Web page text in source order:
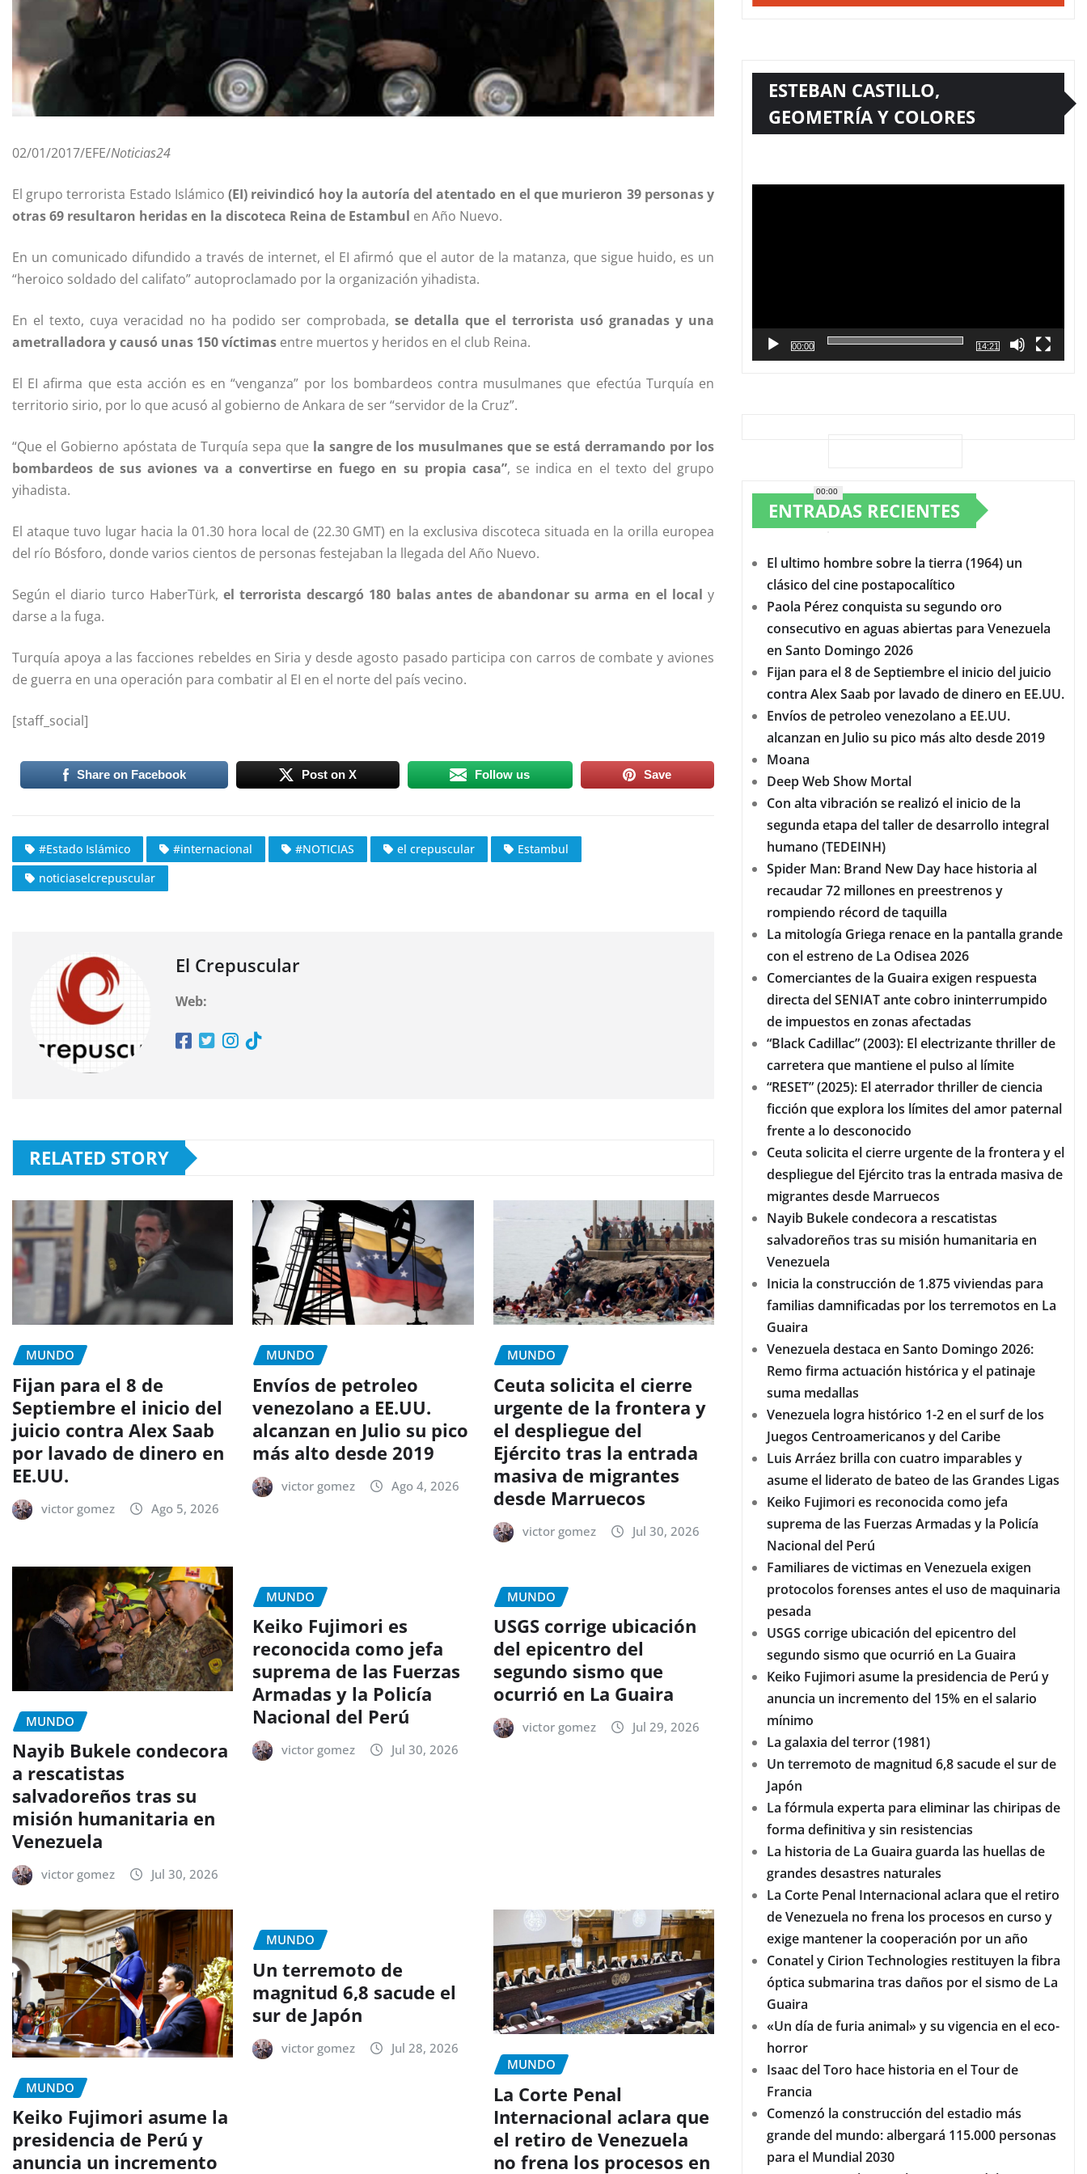
02/01/2017/EFE/Noticias24
El grupo terrorista Estado Islámico(EI) reivindicó hoy la autoría del atentado en el que murieron 39 personas y
otras 69 resultaron heridas en la discoteca Reina de Estambul en Año Nuevo.
En un comunicado difundido a través de internet, el EI afirmó que el autor de la matanza, que sigue huido, es un
“heroico soldado del califato” autoproclamado por la organización yihadista.
En el texto, cuya veracidad no ha podido ser comprobada, se detalla que el terrorista usó granadas y una
ametralladora y causó unas 150 víctimas entre muertos y heridos en el club Reina.
El EI afirma que esta acción es en “venganza” por los bombardeos contra musulmanes que efectúa Turquía en
territorio sirio, por lo que acusó al gobierno de Ankara de ser “servidor de la Cruz”.
“Que el Gobierno apóstata de Turquía sepa que la sangre de los musulmanes que se está derramando por los
bombardeos de sus aviones va a convertirse en fuego en su propia casa”, se indica en el texto del grupo
yihadista.
El ataque tuvo lugar hacia la 01.30 hora local de (22.30 GMT) en la exclusiva discoteca situada en la orilla europea
del río Bósforo, donde varios cientos de personas festejaban la llegada del Año Nuevo.
Según el diario turco HaberTürk, el terrorista descargó 180 balas antes de abandonar su arma en el local y
darse a la fuga.
Turquía apoya a las facciones rebeldes en Siria y desde agosto pasado participa con carros de combate y aviones
de guerra en una operación para combatir al EI en el norte del país vecino.
[staff_social]
Share on Facebook Post on X Follow us Save
#Estado Islámico #internacional #NOTICIAS el crepuscular
Estambul
noticiaselcrepuscular
El Crepuscular
Web:
RELATED STORY
MUNDO
Fijan para el 8 de
Septiembre el inicio del
juicio contra Alex Saab
por lavado de dinero en
EE.UU.
victor gomez Ago 5, 2026
MUNDO
Envíos de petroleo
venezolano a EE.UU.
alcanzan en Julio su pico
más alto desde 2019
victor gomez Ago 4, 2026
MUNDO
Ceuta solicita el cierre
urgente de la frontera y
el despliegue del
Ejército tras la entrada
masiva de migrantes
desde Marruecos
victor gomez Jul 30, 2026
MUNDO
Nayib Bukele condecora
a rescatistas
salvadoreños tras su
misión humanitaria en
Venezuela
victor gomez Jul 30, 2026
MUNDO
Keiko Fujimori es
reconocida como jefa
suprema de las Fuerzas
Armadas y la Policía
Nacional del Perú
victor gomez Jul 30, 2026
MUNDO
USGS corrige ubicación
del epicentro del
segundo sismo que
ocurrió en La Guaira
victor gomez Jul 29, 2026
MUNDO
Keiko Fujimori asume la
presidencia de Perú y
anuncia un incremento
MUNDO
Un terremoto de
magnitud 6,8 sacude el
sur de Japón
victor gomez
Jul 28, 2026
MUNDO
La Corte Penal
Internacional aclara que
el retiro de Venezuela
no frena los procesos en
ESTEBAN CASTILLO,
GEOMETRÍA Y COLORES
de
ENTRADAS RECIENTES
clásico del cine postapocalítico
Paola Pérez conquista su segundo oro
consecutivo en aguas abiertas para Venezuela
en Santo Domingo 2026
Fijan para el 8 de Septiembre el inicio del juicio
contra Alex Saab por lavado de dinero en EE.UU.
Envíos de petroleo venezolano a EE.UU.
alcanzan en Julio su pico más alto desde 2019
Moana
Deep Web Show Mortal
Con alta vibración se realizó el inicio de la
segunda etapa del taller de desarrollo integral
humano (TEDEINH)
Spider Man: Brand New Day hace historia al
recaudar 72 millones en preestrenos y
rompiendo récord de taquilla
La mitología Griega renace en la pantalla grande
con el estreno de La Odisea 2026
Comerciantes de la Guaira exigen respuesta
directa del SENIAT ante cobro ininterrumpido
de impuestos en zonas afectadas
“Black Cadillac” (2003): El electrizante thriller de
carretera que mantiene el pulso al límite
“RESET” (2025): El aterrador thriller de ciencia
ficción que explora los límites del amor paternal
frente a lo desconocido
Ceuta solicita el cierre urgente de la frontera y el
despliegue del Ejército tras la entrada masiva de
migrantes desde Marruecos
Nayib Bukele condecora a rescatistas
salvadoreños tras su misión humanitaria en
Venezuela
Inicia la construcción de 1.875 viviendas para
familias damnificadas por los terremotos en La
Guaira
Venezuela destaca en Santo Domingo 2026:
Remo firma actuación histórica y el patinaje
suma medallas
Venezuela logra histórico 1-2 en el surf de los
Juegos Centroamericanos y del Caribe
Luis Arráez brilla con cuatro imparables y
asume el liderato de bateo de las Grandes Ligas
Keiko Fujimori es reconocida como jefa
suprema de las Fuerzas Armadas y la Policía
Nacional del Perú
Familiares de victimas en Venezuela exigen
protocolos forenses antes el uso de maquinaria
pesada
USGS corrige ubicación del epicentro del
segundo sismo que ocurrió en La Guaira
Keiko Fujimori asume la presidencia de Perú y
anuncia un incremento del 15% en el salario
mínimo
La galaxia del terror (1981)
Un terremoto de magnitud 6,8 sacude el sur de
Japón
La fórmula experta para eliminar las chiripas de
forma definitiva y sin resistencias
La historia de La Guaira guarda las huellas de
grandes desastres naturales
La Corte Penal Internacional aclara que el retiro
de Venezuela no frena los procesos en curso y
exige mantener la cooperación por un año
Conatel y Cirion Technologies restituyen la fibra
óptica submarina tras daños por el sismo de La
Guaira
«Un día de furia animal» y su vigencia en el eco-
horror
Isaac del Toro hace historia en el Tour de
Francia
Comenzó la construcción del estadio más
grande del mundo: albergará 115.000 personas
para el Mundial 2030
‘Las mujeres vikingo y la serpiente del mar’